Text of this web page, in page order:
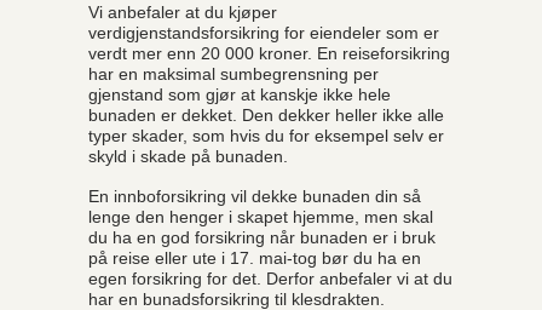
Vi anbefaler at du kjøper
verdigjenstandsforsikring for eiendeler som er
verdt mer enn 20 000 kroner. En reiseforsikring
har en maksimal sumbegrensning per
gjenstand som gjør at kanskje ikke hele
bunaden er dekket. Den dekker heller ikke alle
typer skader, som hvis du for eksempel selv er
skyld i skade på bunaden.
En innboforsikring vil dekke bunaden din så
lenge den henger i skapet hjemme, men skal
du ha en god forsikring når bunaden er i bruk
på reise eller ute i 17. mai-tog bør du ha en
egen forsikring for det. Derfor anbefaler vi at du
har en bunadsforsikring til klesdrakten.